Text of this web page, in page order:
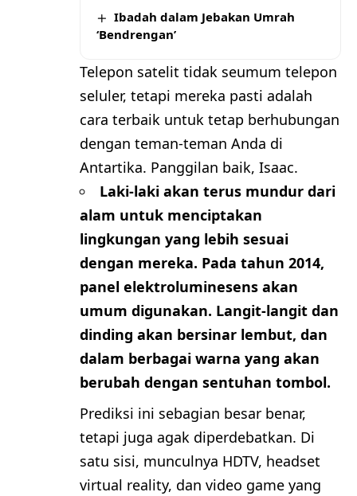
Ibadah dalam Jebakan Umrah
‘Bendrengan’
Telepon satelit tidak seumum telepon
seluler, tetapi mereka pasti adalah
cara terbaik untuk tetap berhubungan
dengan teman-teman Anda di
Antartika. Panggilan baik, Isaac.
Laki-laki akan terus mundur dari
alam untuk menciptakan
lingkungan yang lebih sesuai
dengan mereka. Pada tahun 2014,
panel elektroluminesens akan
umum digunakan. Langit-langit dan
dinding akan bersinar lembut, dan
dalam berbagai warna yang akan
berubah dengan sentuhan tombol.
Prediksi ini sebagian besar benar,
tetapi juga agak diperdebatkan. Di
satu sisi, munculnya HDTV, headset
virtual reality, dan video game yang